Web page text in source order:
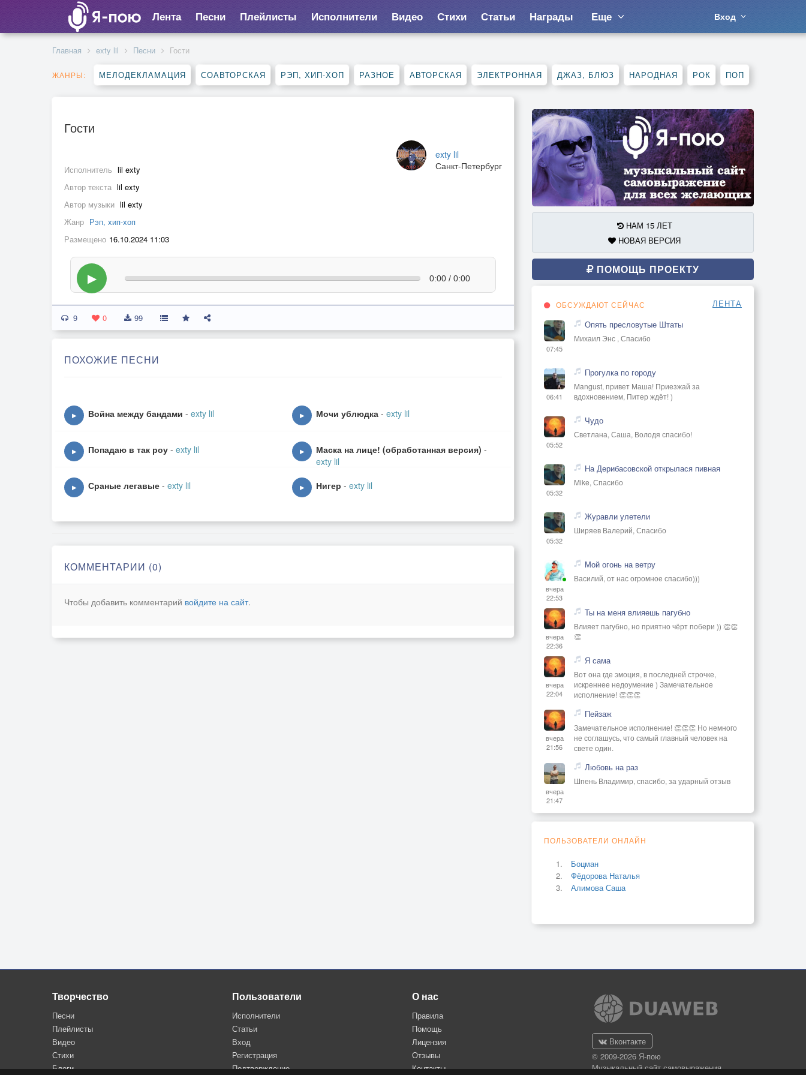
Лента Песни Плейлисты Исполнители Видео Стихи Статьи Награды Еще Вход
Главная exty lil Песни Гости
ЖАНРЫ: МЕЛОДЕКЛАМАЦИЯ СОАВТОРСКАЯ РЭП, ХИП-ХОП РАЗНОЕ АВТОРСКАЯ ЭЛЕКТРОННАЯ ДЖАЗ, БЛЮЗ НАРОДНАЯ РОК ПОП
Гости
exty lil
Санкт-Петербург
Исполнитель lil exty
Автор текста lil exty
Автор музыки lil exty
Жанр Рэп, хип-хоп
Размещено 16.10.2024 11:03
▶ 0:00 / 0:00
9 0 99
ПОХОЖИЕ ПЕСНИ
▶ Война между бандами - exty lil ▶ Мочи ублюдка - exty lil
▶ Попадаю в так роу - exty lil ▶ Маска на лице! (обработанная версия) -
exty lil
▶ Сраные легавые - exty lil ▶ Нигер - exty lil
КОММЕНТАРИИ (0)
Чтобы добавить комментарий войдите на сайт.
НАМ 15 ЛЕТ
НОВАЯ ВЕРСИЯ
ПОМОЩЬ ПРОЕКТУ
ОБСУЖДАЮТ СЕЙЧАС ЛЕНТА
07:45
Опять пресловутые Штаты
Михаил Энс , Спасибо
06:41
Прогулка по городу
Mangust, привет Маша! Приезжай за
вдохновением, Питер ждёт! )
05:52
Чудо
Светлана, Саша, Володя спасибо!
05:32
На Дерибасовской открылася пивная
Mike, Спасибо
05:32
Журавли улетели
Ширяев Валерий, Спасибо
вчера
22:53
Мой огонь на ветру
Василий, от нас огромное спасибо)))
вчера
22:36
Ты на меня влияешь пагубно
Влияет пагубно, но приятно чёрт побери )) 👏👏
👏
вчера
22:04
Я сама
Вот она где эмоция, в последней строчке,
искреннее недоумение ) Замечательное
исполнение! 👏👏👏
вчера
21:56
Пейзаж
Замечательное исполнение! 👏👏👏 Но немного
не соглашусь, что самый главный человек на
свете один.
вчера
21:47
Любовь на раз
Шпень Владимир, спасибо, за ударный отзыв
ПОЛЬЗОВАТЕЛИ ОНЛАЙН
Боцман
Фёдорова Наталья
Алимова Саша
Творчество
Песни
Плейлисты
Видео
Стихи
Блоги
Пользователи
Исполнители
Статьи
Вход
Регистрация
Подтверждение
О нас
Правила
Помощь
Лицензия
Отзывы
Контакты
Вконтакте
© 2009-2026 Я-пою
Музыкальный сайт самовыражения